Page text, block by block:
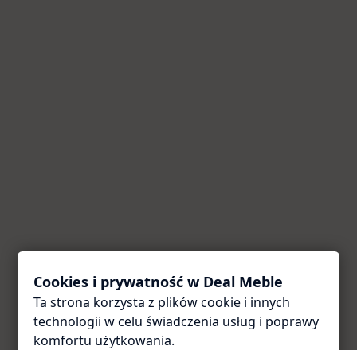
Coś poszło nie tak
Przepraszamy za utrudnienia. Odśwież stronę — zwykle
Cookies i prywatność w Deal Meble
Ta strona korzysta z plików cookie i innych
technologii w celu świadczenia usług i poprawy
komfortu użytkowania.